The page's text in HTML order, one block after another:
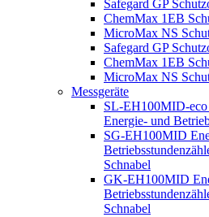
Safegard GP
ChemMax 1EB
MicroMax NS
Safegard GP
ChemMax 1EB
MicroMax NS
Messgeräte
SL-EH100MID-eco
Energie- und
SG-EH100MID
Schnabel
GK-EH100MID
Schnabel